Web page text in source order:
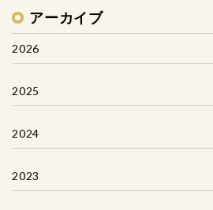
アーカイブ
2026
2025
2024
2023